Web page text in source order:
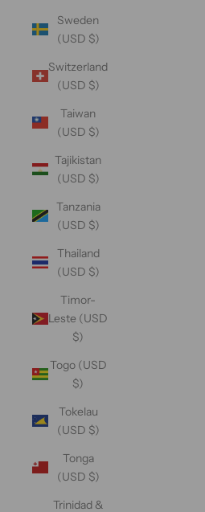
Sweden
(USD $)
Switzerland
(USD $)
Taiwan
(USD $)
Tajikistan
(USD $)
Tanzania
(USD $)
Thailand
(USD $)
Timor-
Leste (USD
$)
Togo (USD
$)
Tokelau
(USD $)
Tonga
(USD $)
Trinidad &